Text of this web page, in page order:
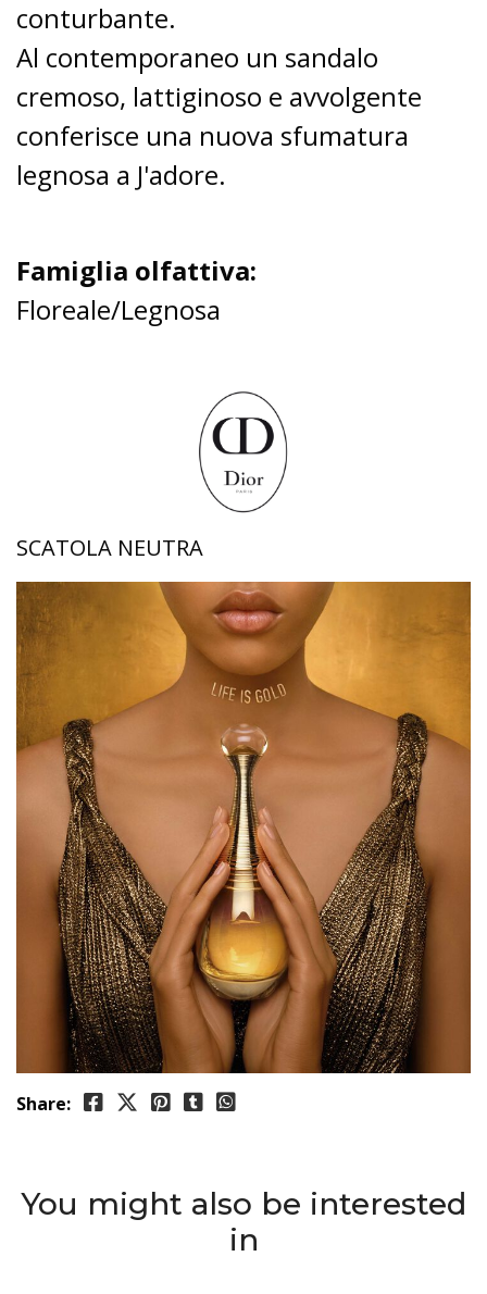
conturbante.
Al contemporaneo un sandalo
cremoso, lattiginoso e avvolgente
conferisce una nuova sfumatura
legnosa a J'adore.
Famiglia olfattiva:
Floreale/Legnosa
SCATOLA NEUTRA
Share:
You might also be interested
in